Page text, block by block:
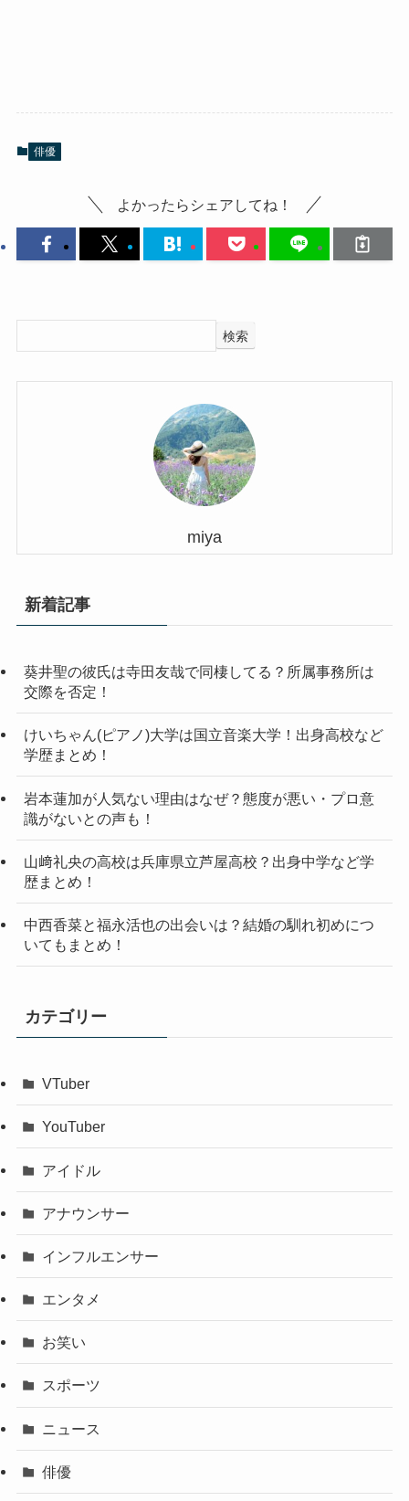
俳優
よかったらシェアしてね！
検索
miya
新着記事
葵井聖の彼氏は寺田友哉で同棲してる？所属事務所は
交際を否定！
けいちゃん(ピアノ)大学は国立音楽大学！出身高校など
学歴まとめ！
岩本蓮加が人気ない理由はなぜ？態度が悪い・プロ意
識がないとの声も！
山﨑礼央の高校は兵庫県立芦屋高校？出身中学など学
歴まとめ！
中西香菜と福永活也の出会いは？結婚の馴れ初めにつ
いてもまとめ！
カテゴリー
VTuber
YouTuber
アイドル
アナウンサー
インフルエンサー
エンタメ
お笑い
スポーツ
ニュース
俳優